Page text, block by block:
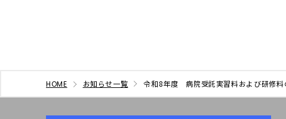
HOME お知らせ一覧 令和8年度 病院受託実習料および研修料